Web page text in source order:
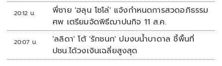
20:12 น.
พี่ชาย 'ฮลุน โซโล่' แจ้งกำหนดการสวดอภิธรรม
ศพ เตรียมจัดพิธีฌาปนกิจ 11 ส.ค.
20:07 น.
'ลลิดา' โต้ 'รักชนก' ปมงบน้ำบาดาล ชี้พื้นที่
ปชน.ได้วงเงินเฉลี่ยสูงสุด